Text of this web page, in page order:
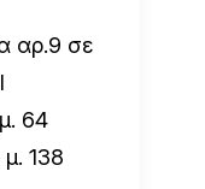
αρ.9 σε
64
138